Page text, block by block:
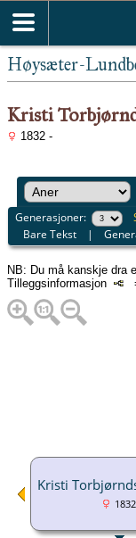
Høysæter-
Kristi
1832 -
Generasjoner:
Bare Tekst |
NB: Du må kanskje dra
Tilleggsinformasjon
Kristi